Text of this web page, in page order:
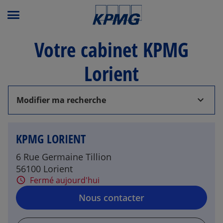
Menu principal
Votre cabinet KPMG
Lorient
Modifier ma recherche
KPMG LORIENT
6 Rue Germaine Tillion
56100 Lorient
Fermé aujourd'hui
Nous contacter